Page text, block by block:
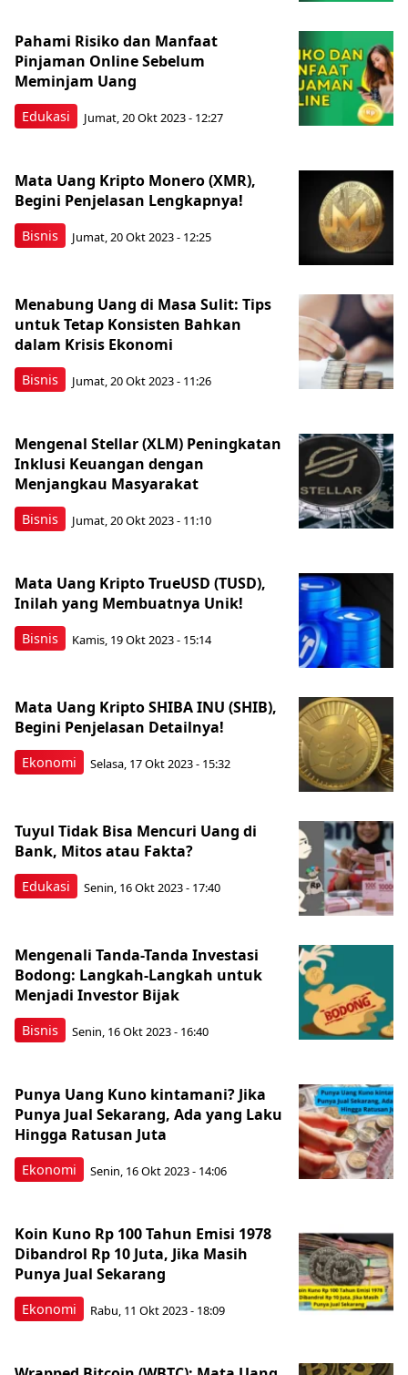
Edukasi
Pahami Risiko dan Manfaat
Pinjaman Online Sebelum
Meminjam Uang
Jumat, 20 Okt 2023 - 12:27
Bisnis
Mata Uang Kripto Monero (XMR),
Begini Penjelasan Lengkapnya!
Jumat, 20 Okt 2023 - 12:25
Bisnis
Menabung Uang di Masa Sulit: Tips
untuk Tetap Konsisten Bahkan
dalam Krisis Ekonomi
Jumat, 20 Okt 2023 - 11:26
Bisnis
Mengenal Stellar (XLM) Peningkatan
Inklusi Keuangan dengan
Menjangkau Masyarakat
Jumat, 20 Okt 2023 - 11:10
Bisnis
Mata Uang Kripto TrueUSD (TUSD),
Inilah yang Membuatnya Unik!
Kamis, 19 Okt 2023 - 15:14
Ekonomi
Mata Uang Kripto SHIBA INU (SHIB),
Begini Penjelasan Detailnya!
Selasa, 17 Okt 2023 - 15:32
Edukasi
Tuyul Tidak Bisa Mencuri Uang di
Bank, Mitos atau Fakta?
Senin, 16 Okt 2023 - 17:40
Bisnis
Mengenali Tanda-Tanda Investasi
Bodong: Langkah-Langkah untuk
Menjadi Investor Bijak
Senin, 16 Okt 2023 - 16:40
Ekonomi
Punya Uang Kuno kintamani? Jika
Punya Jual Sekarang, Ada yang Laku
Hingga Ratusan Juta
Senin, 16 Okt 2023 - 14:06
Ekonomi
Koin Kuno Rp 100 Tahun Emisi 1978
Dibandrol Rp 10 Juta, Jika Masih
Punya Jual Sekarang
Rabu, 11 Okt 2023 - 18:09